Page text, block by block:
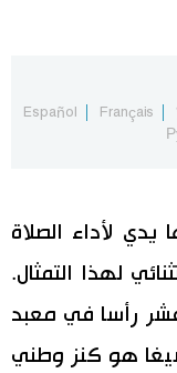
Français
Español
لأداء الصلاة
لهذا التمثال.
عشر رأسا في معبد
هو كنز وطني